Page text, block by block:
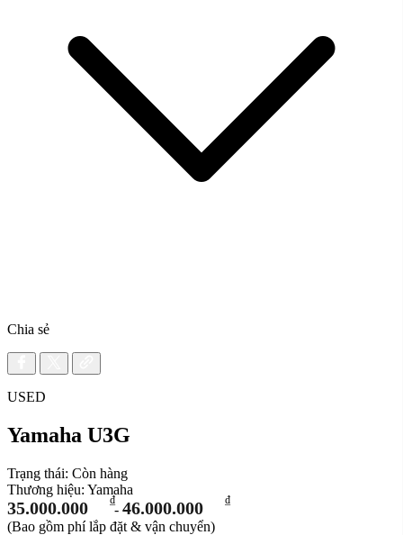
Chia sẻ
USED
Yamaha U3G
Trạng thái: Còn hàng
Thương hiệu: Yamaha
35.000.000 ₫
- 46.000.000 ₫
(Bao gồm phí lắp đặt & vận chuyển)